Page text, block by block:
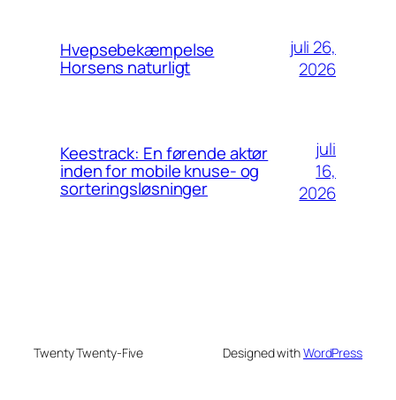
Hvepsebekæmpelse
Horsens naturligt
juli 26,
2026
Keestrack: En førende aktør
inden for mobile knuse- og
sorteringsløsninger
juli
16,
2026
Twenty Twenty-Five Designed withWordPress